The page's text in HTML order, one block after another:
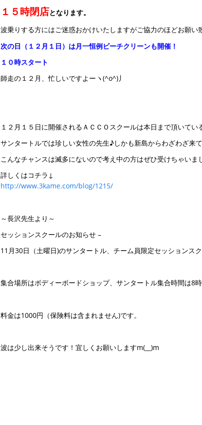
１５時閉店となります。
波乗りする方にはご迷惑おかけいたしますがご協力のほどお願い
次の日（１２月１日）は月一恒例ビーチクリーンも開催！
１０時スタート
師走の１２月、忙しいですよーヽ(^o^)丿
１２月１５日に開催されるＡＣＣＯスクールは本日まで頂いてい
サンタートルでは珍しい女性の先生♪しかも新島からわざわざ来
こんなチャンスは滅多にないので考え中の方はぜひ受けちゃいま
詳しくはコチラ↓
http://www.3kame.com/blog/1215/
～長沢先生より～
セッションスクールのお知らせ –
11月30日（土曜日)のサンタートル、チーム員限定セッションス
集合場所はボディーボードショップ、サンタートル集合時間は8
料金は1000円（保険料は含まれません)です。
波は少し出来そうです！宜しくお願いしますm(__)m